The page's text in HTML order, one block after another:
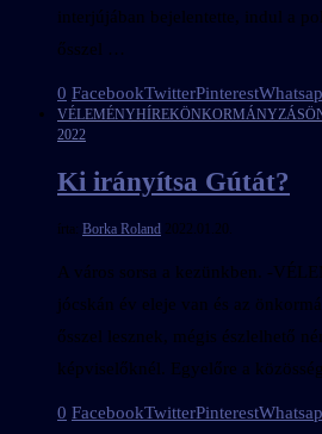
interjújában bejelentette, indul a
ősszel …
0 FacebookTwitterPinterest
VÉLEMÉNYHÍREKÖNKORMÁNYZÁS
2022
Ki irányítsa Gútát?
írta: Borka Roland 2022.01.20.
A város sorsa a kezünkben. -
jócskán év eleje van és az
ősszel lesznek, mégis észlelhető
képviselőknél. Egyelőre a
0 FacebookTwitterPinterest